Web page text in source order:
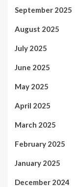
September 2025
August 2025
July 2025
June 2025
May 2025
April 2025
March 2025
February 2025
January 2025
December 2024